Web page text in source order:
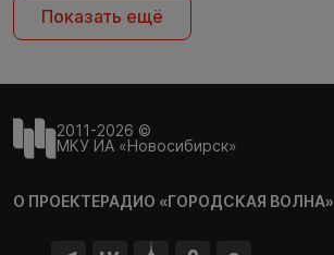
Показать ещё
2011-2026 ©
МКУ ИА «Новосибирск»
О ПРОЕКТЕРАДИО «ГОРОДСКАЯ ВОЛНА»